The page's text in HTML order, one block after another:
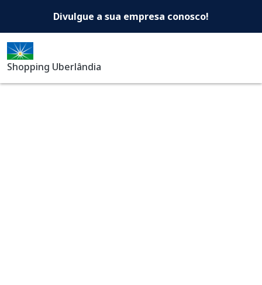
Shopping Uberlândia -
Divulgue a sua empresa conosco!
Shopping Uberlândia